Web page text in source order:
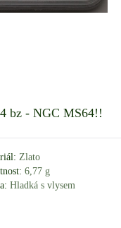
bz - NGC MS64!!
Zlato
6,77 g
Hladká s vlysem